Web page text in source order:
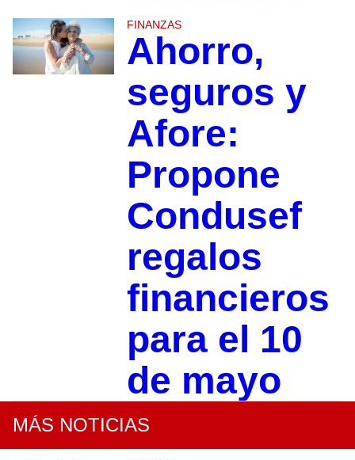
FINANZAS
Ahorro,
seguros y
Afore:
Propone
Condusef
regalos
financieros
para el 10
de mayo
MÁS NOTICIAS